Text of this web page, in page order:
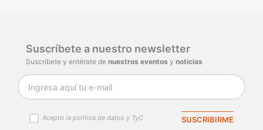
Suscríbete a nuestro newsletter
Suscríbete y entérate de nuestros eventos y noticias
Acepto la política de datos y TyC SUSCRIBIRME